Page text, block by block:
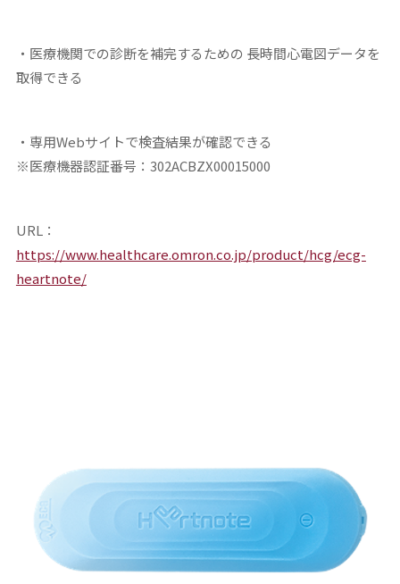
・医療機関での診断を補完するための 長時間心電図データを
取得できる
・専用Webサイトで検査結果が確認できる
※医療機器認証番号：302ACBZX00015000
URL：
https://www.healthcare.omron.co.jp/product/hcg/ecg-
heartnote/